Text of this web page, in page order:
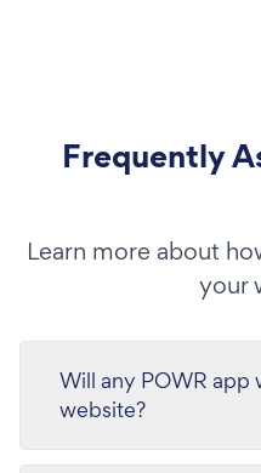
Frequently
Learn more about
your
Will any POWR app
website?